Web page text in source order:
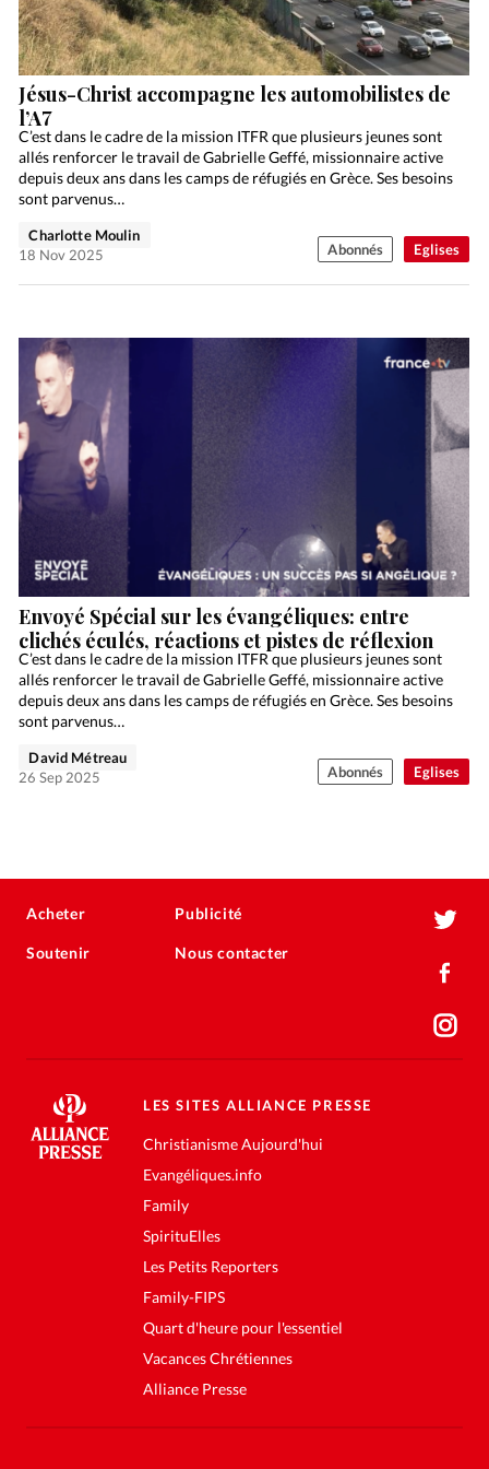
Eglises
Jésus-Christ accompagne les automobilistes de
l’A7
C’est dans le cadre de la mission ITFR que plusieurs jeunes sont
allés renforcer le travail de Gabrielle Geffé, missionnaire active
depuis deux ans dans les camps de réfugiés en Grèce. Ses besoins
sont parvenus…
Charlotte Moulin
18 Nov 2025
Abonnés
Eglises
Envoyé Spécial sur les évangéliques: entre
clichés éculés, réactions et pistes de réflexion
C’est dans le cadre de la mission ITFR que plusieurs jeunes sont
allés renforcer le travail de Gabrielle Geffé, missionnaire active
depuis deux ans dans les camps de réfugiés en Grèce. Ses besoins
sont parvenus…
David Métreau
26 Sep 2025
Abonnés
Acheter
Soutenir
Publicité
Nous contacter
LES SITES ALLIANCE PRESSE
Christianisme Aujourd'hui
Evangéliques.info
Family
SpirituElles
Les Petits Reporters
Family-FIPS
Quart d'heure pour l'essentiel
Vacances Chrétiennes
Alliance Presse